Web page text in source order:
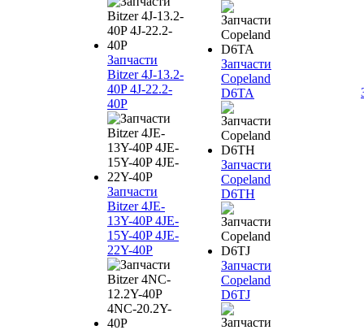
Запчасти
Bitzer 4J‐13.2-
40P 4J‐22.2-
40P
Запчасти
Bitzer 4JE-
13Y-40P 4JE-
15Y-40P 4JE-
22Y-40P
Запчасти
Copeland
D6TA
Запчасти
Copeland
D6TH
Запчасти
Copeland
D6TJ